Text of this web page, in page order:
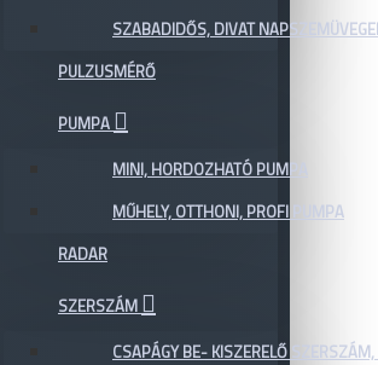
SZABADIDŐS, DIVAT
PULZUSMÉRŐ
PUMPA
MINI, HORDOZHATÓ PUMPA
MŰHELY, OTTHONI, PROFI PUMPA
RADAR
SZERSZÁM
CSAPÁGY BE- KISZERELŐ